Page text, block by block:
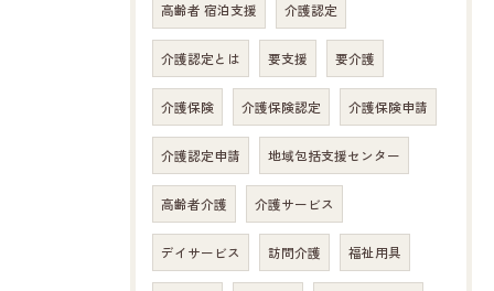
高齢者 宿泊支援 介護認定
介護認定とは 要支援 要介護
介護保険 介護保険認定 介護保険申請
介護認定申請 地域包括支援センター
高齢者介護 介護サービス
デイサービス 訪問介護 福祉用具